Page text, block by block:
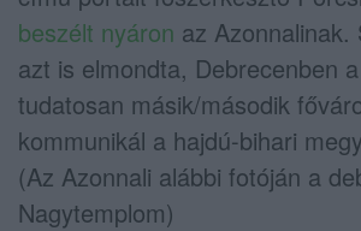
beszélt nyáron az Azonnalinak.
azt is elmondta, Debrecenben
tudatosan másik/második
kommunikál a hajdú-bihari
(Az Azonnali alábbi fotóján a
Nagytemplom)